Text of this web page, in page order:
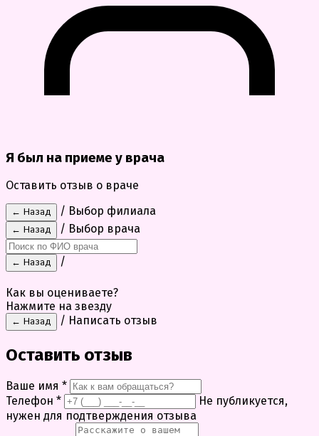
Я был на приеме у врача
Оставить отзыв о враче
← Назад
/ Выбор филиала
← Назад
/ Выбор врача
← Назад /
Как вы оцениваете?
Нажмите на звезду
← Назад
/ Написать отзыв
Оставить отзыв
Ваше имя *
Телефон *
Не публикуется,
нужен для подтверждения отзыва